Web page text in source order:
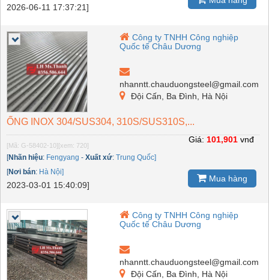
2026-06-11 17:37:21]
Công ty TNHH Công nghiệp
Quốc tế Châu Dương
nhanntt.chauduongsteel@gmail.com
Đội Cấn, Ba Đình, Hà Nội
ỐNG INOX 304/SUS304, 310S/SUS310S,...
[Mã: G-58402-10] [xem: 720]
[Nhãn hiệu: Fengyang - Xuất xứ: Trung Quốc]
[Nơi bán: Hà Nội]
2023-03-01 15:40:09]
Giá: 101,901 vnđ
Mua hàng
Công ty TNHH Công nghiệp
Quốc tế Châu Dương
nhanntt.chauduongsteel@gmail.com
Đội Cấn, Ba Đình, Hà Nội